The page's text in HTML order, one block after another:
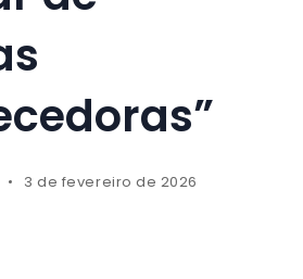
3 de fevereiro de 2026